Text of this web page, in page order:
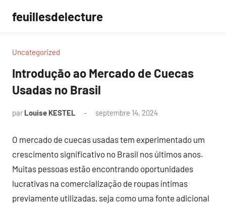
contenu
feuillesdelecture
Uncategorized
Introdução ao Mercado de Cuecas
Usadas no Brasil
par Louise KESTEL septembre 14, 2024
O mercado de cuecas usadas tem experimentado um
crescimento significativo no Brasil nos últimos anos.
Muitas pessoas estão encontrando oportunidades
lucrativas na comercialização de roupas íntimas
previamente utilizadas, seja como uma fonte adicional